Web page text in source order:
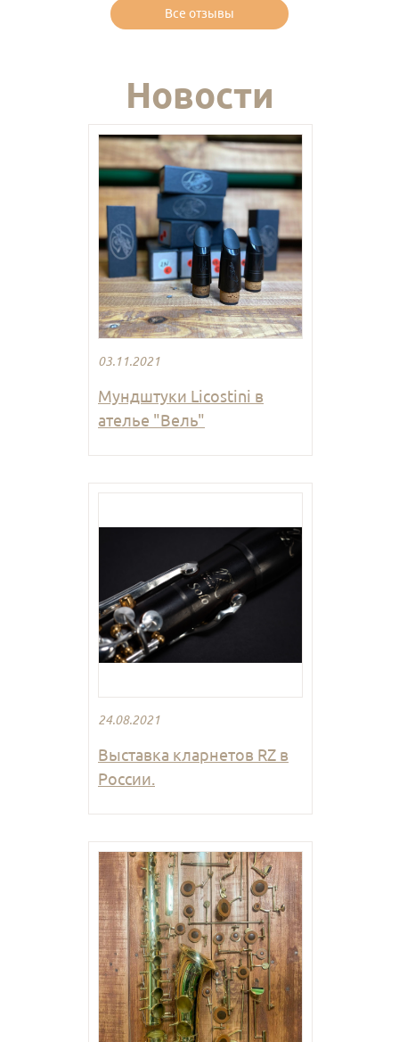
Все отзывы
Новости
03.11.2021
Мундштуки Licostini в
ателье "Вель"
24.08.2021
Выставка кларнетов RZ в
России.